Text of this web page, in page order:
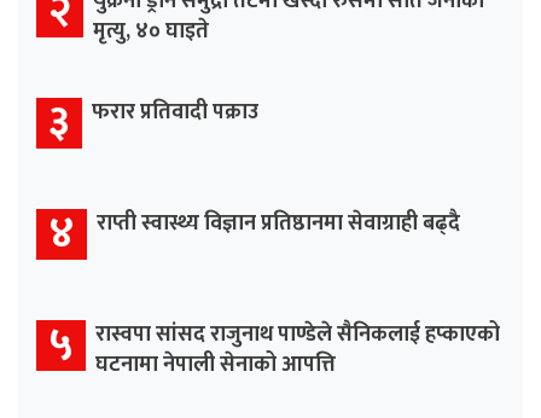
मृत्यु, ४० घाइते
३ फरार प्रतिवादी पक्राउ
४ राप्ती स्वास्थ्य विज्ञान प्रतिष्ठानमा सेवाग्राही बढ्दै
५ रास्वपा सांसद राजुनाथ पाण्डेले सैनिकलाई हप्काएको
घटनामा नेपाली सेनाको आपत्ति